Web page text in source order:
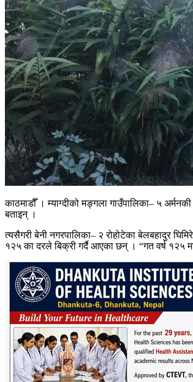
काठमाडौँ । म्याग्दीको मङ्गला गाउँपालिका– ५
बताइन् ।
त्यसैगरी बेनी नगरपालिका– २ रोहोटेका बेलबहादुर
१२५ का दरले बिक्री गर्दै आएका छन् । “गत वर्ष १२५